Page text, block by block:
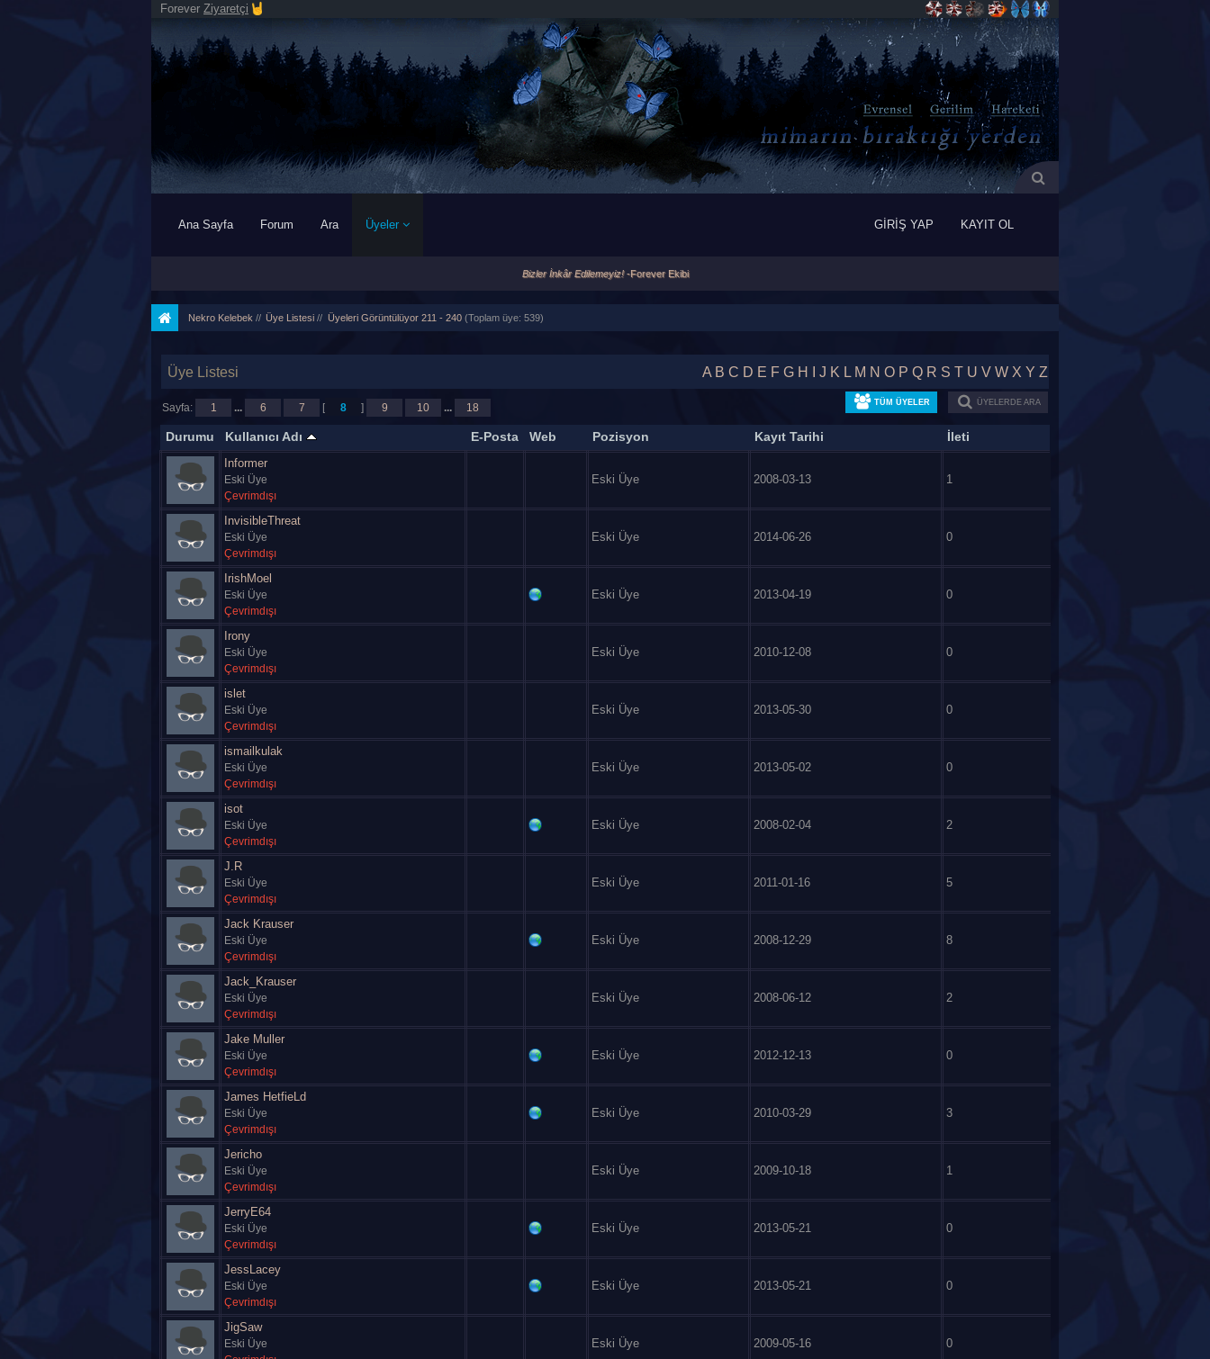
Forever Ziyaretçi
Ana Sayfa Forum Ara Üyeler GİRİŞ YAP KAYIT OL
Bizler İnkâr Edilemeyiz!-Forever Ekibi
Nekro Kelebek // Üye Listesi // Üyeleri Görüntülüyor 211 - 240(Toplam üye: 539)
Üye Listesi A B C D E F G H J K L M N O P Q R S T U V W X Y Z
TÜM ÜYELER ÜYELERDE ARA
Sayfa: 1 ... 6 7 [ 8 ] 9 10 ... 18
Durumu Kullanıcı Adı E-Posta Web Pozisyon Kayıt Tarihi
İleti
Informer
Eski Üye
Çevrimdışı
Eski Üye 2008-03-13 1
InvisibleThreat
Eski Üye
Çevrimdışı
Eski Üye 2014-06-26 0
IrishMoel
Eski Üye
Çevrimdışı
Eski Üye 2013-04-19 0
Irony
Eski Üye
Çevrimdışı
Eski Üye 2010-12-08 0
islet
Eski Üye
Çevrimdışı
Eski Üye 2013-05-30 0
ismailkulak
Eski Üye
Çevrimdışı
Eski Üye 2013-05-02 0
isot
Eski Üye
Çevrimdışı
Eski Üye 2008-02-04 2
J.R
Eski Üye
Çevrimdışı
Eski Üye 2011-01-16 5
Jack Krauser
Eski Üye
Çevrimdışı
Eski Üye 2008-12-29 8
Jack_Krauser
Eski Üye
Çevrimdışı
Eski Üye 2008-06-12 2
Jake Muller
Eski Üye
Çevrimdışı
Eski Üye 2012-12-13 0
James HetfieLd
Eski Üye
Çevrimdışı
Eski Üye 2010-03-29 3
Jericho
Eski Üye
Çevrimdışı
Eski Üye 2009-10-18 1
JerryE64
Eski Üye
Çevrimdışı
Eski Üye 2013-05-21 0
JessLacey
Eski Üye
Çevrimdışı
Eski Üye 2013-05-21 0
JigSaw
Eski Üye
Eski Üye 2009-05-16 0